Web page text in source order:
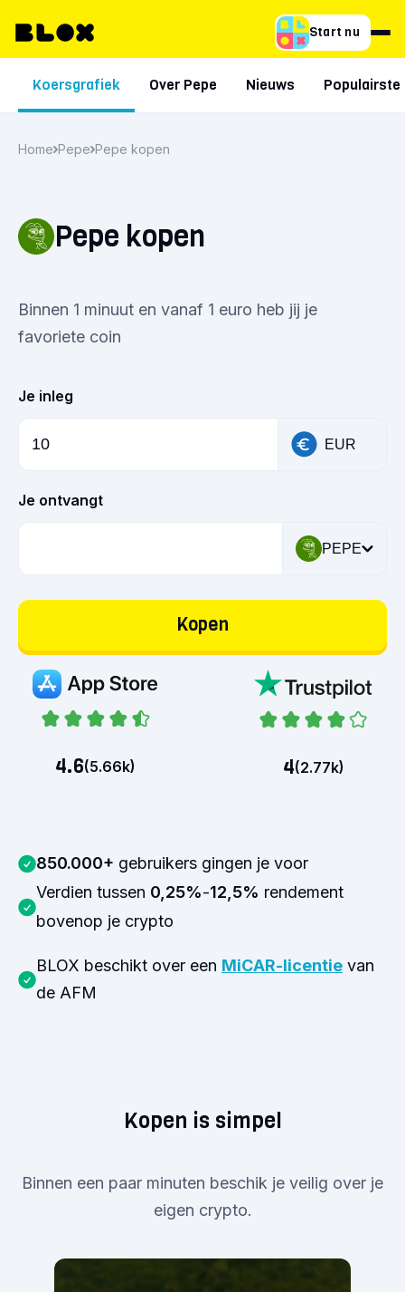
Start nu
Koersgrafiek Over Pepe Nieuws
Home Pepe Pepe kopen
Pepe kopen
Binnen 1 minuut en vanaf 1 euro heb jij je
favoriete coin
Je inleg
EUR
Je ontvangt
PEPE
Kopen
4.6(5.66k) 4(2.77k)
850.000+ gebruikers gingen je voor
Verdien tussen 0,25%-12,5% rendement
bovenop je crypto
BLOX beschikt over een MiCAR-licentie van
de AFM
Kopen is simpel
Binnen een paar minuten beschik je veilig over je
eigen crypto.